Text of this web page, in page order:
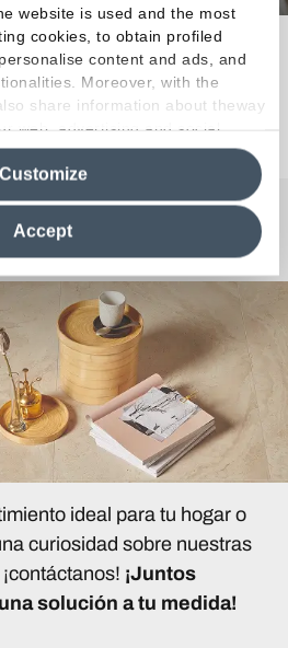
website is used and the most
cookies, to obtain profiled
content and ads, and
Moreover, with the
share information about theway
web, advertising and social
who may combine itwith other
By closing this banner,
be possible tocontinue browsing
technical cookies. For more
Policy
Accept
Customize
estilos e imágenes.
la colección
o Preguntas?
ideal para tu hogar o
curiosidad sobre nuestras
¡Juntos
solución a tu medida!